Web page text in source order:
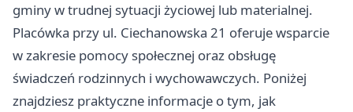
gminy w trudnej sytuacji życiowej lub materialnej.
Placówka przy ul. Ciechanowska 21 oferuje wsparcie
w zakresie pomocy społecznej oraz obsługę
świadczeń rodzinnych i wychowawczych. Poniżej
znajdziesz praktyczne informacje o tym, jak